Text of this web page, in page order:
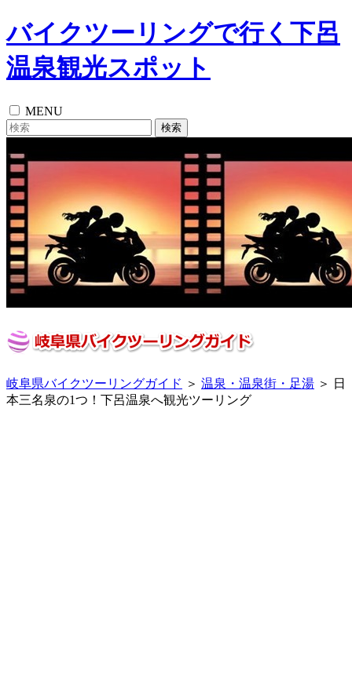
バイクツーリングで行く下呂
温泉観光スポット
MENU
岐阜県バイクツーリングガイド ＞ 温泉・温泉街・足湯 ＞ 日
本三名泉の1つ！下呂温泉へ観光ツーリング